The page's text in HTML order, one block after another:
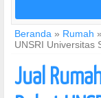
Beranda » Rumah »
UNSRI Universitas
Jual